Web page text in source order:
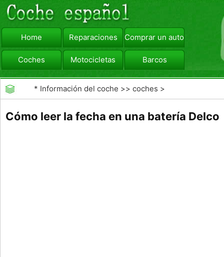
Home Reparaciones Comprar un automóvil
Coches Motocicletas Barcos
viajar Camiones
* Información del coche >>coches >
Cómo leer la fecha en una batería Delco